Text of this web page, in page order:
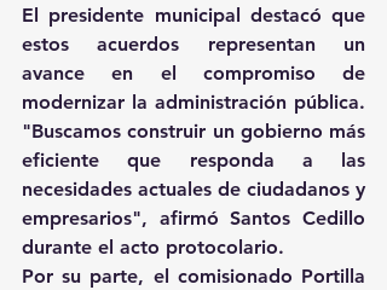
El presidente municipal destacó que
estos acuerdos representan un
avance en el compromiso de
modernizar la administración pública.
"Buscamos construir un gobierno más
eficiente que responda a las
necesidades actuales de ciudadanos y
empresarios", afirmó Santos Cedillo
durante el acto protocolario.
Por su parte, el comisionado Portilla